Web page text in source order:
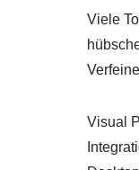
Viele
Visual